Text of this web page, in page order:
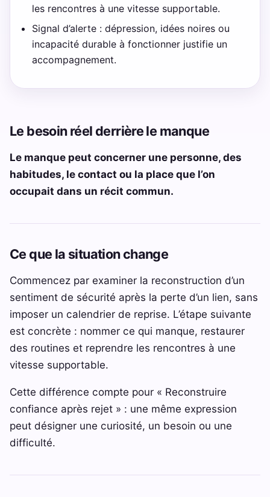
les rencontres à une vitesse supportable.
Signal d’alerte : dépression, idées noires ou
incapacité durable à fonctionner justifie un
accompagnement.
Le besoin réel derrière le manque
Le manque peut concerner une personne, des
habitudes, le contact ou la place que l’on
occupait dans un récit commun.
Ce que la situation change
Commencez par examiner la reconstruction d’un
sentiment de sécurité après la perte d’un lien, sans
imposer un calendrier de reprise. L’étape suivante
est concrète : nommer ce qui manque, restaurer
des routines et reprendre les rencontres à une
vitesse supportable.
Cette différence compte pour « Reconstruire
confiance après rejet » : une même expression
peut désigner une curiosité, un besoin ou une
difficulté.